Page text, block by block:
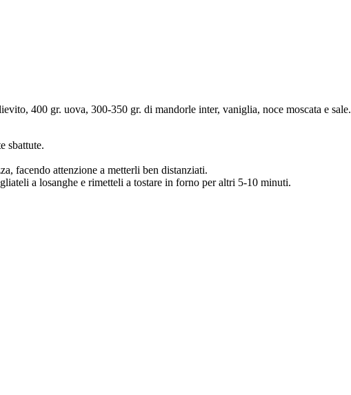
400 gr. uova, 300-350 gr. di mandorle inter, vaniglia, noce moscata e sale.
sbattute.
facendo attenzione a metterli ben distanziati.
a losanghe e rimetteli a tostare in forno per altri 5-10 minuti.